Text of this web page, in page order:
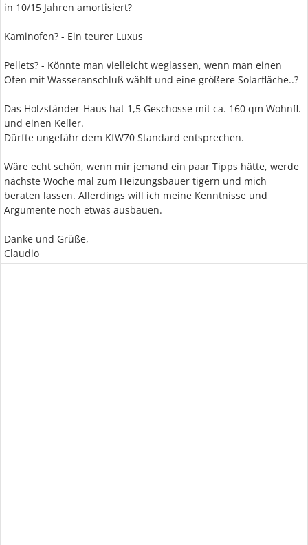
in 10/15 Jahren amortisiert?
Kaminofen? - Ein teurer Luxus
Pellets? - Könnte man vielleicht weglassen, wenn man einen
Ofen mit Wasseranschluß wählt und eine größere Solarfläche..?
Das Holzständer-Haus hat 1,5 Geschosse mit ca. 160 qm Wohnfl.
und einen Keller.
Dürfte ungefähr dem KfW70 Standard entsprechen.
Wäre echt schön, wenn mir jemand ein paar Tipps hätte, werde
nächste Woche mal zum Heizungsbauer tigern und mich
beraten lassen. Allerdings will ich meine Kenntnisse und
Argumente noch etwas ausbauen.
Danke und Grüße,
Claudio